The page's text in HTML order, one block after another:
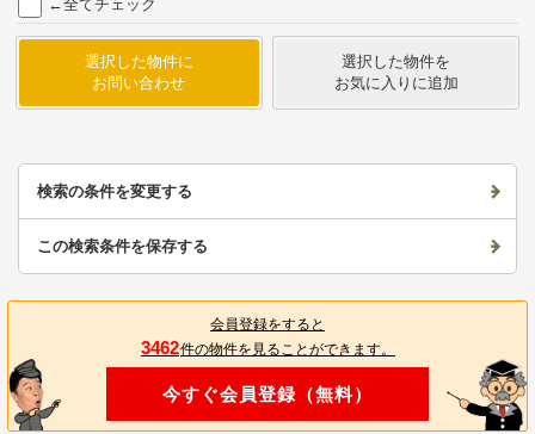
←全てチェック
選択した物件に
お問い合わせ
選択した物件を
お気に入りに追加
検索の条件を変更する
この検索条件を保存する
会員登録をすると
3462件の物件を見ることができます。
今すぐ会員登録（無料）